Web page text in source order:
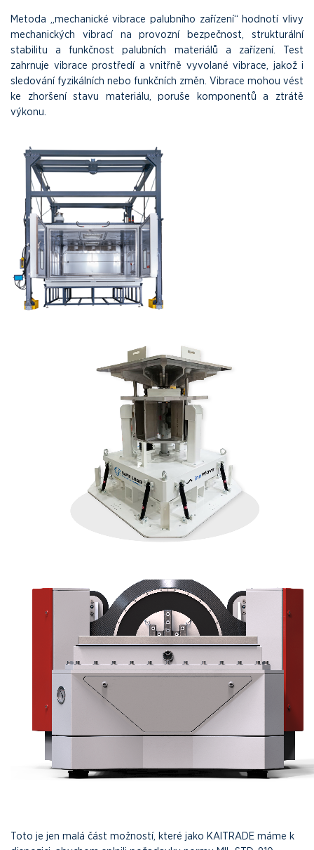
Metoda „mechanické vibrace palubního zařízení“ hodnotí vlivy
mechanických vibrací na provozní bezpečnost, strukturální
stabilitu a funkčnost palubních materiálů a zařízení. Test
zahrnuje vibrace prostředí a vnitřně vyvolané vibrace, jakož i
sledování fyzikálních nebo funkčních změn. Vibrace mohou vést
ke zhoršení stavu materiálu, poruše komponentů a ztrátě
výkonu.
Toto je jen malá část možností, které jako KAITRADE máme k